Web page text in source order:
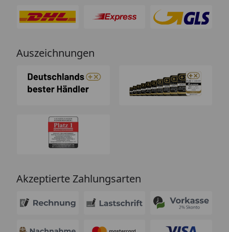
Auszeichnungen
Akzeptierte Zahlungsarten